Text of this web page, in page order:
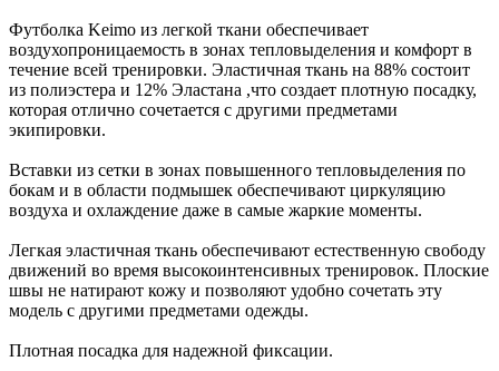
Футболка Keimo из легкой ткани обеспечивает
воздухопроницаемость в зонах тепловыделения и комфорт в
течение всей тренировки. Эластичная ткань на 88% состоит
из полиэстера и 12% Эластана ,что создает плотную посадку,
которая отлично сочетается с другими предметами
экипировки.
Вставки из сетки в зонах повышенного тепловыделения по
бокам и в области подмышек обеспечивают циркуляцию
воздуха и охлаждение даже в самые жаркие моменты.
Легкая эластичная ткань обеспечивают естественную свободу
движений во время высокоинтенсивных тренировок. Плоские
швы не натирают кожу и позволяют удобно сочетать эту
модель с другими предметами одежды.
Плотная посадка для надежной фиксации.